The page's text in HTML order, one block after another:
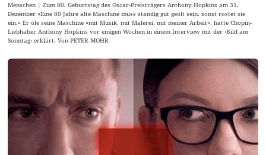
Menschen | Zum 80. Geburtstag des Oscar-Preisträgers Anthony Hopkins am 31.
Dezember »Eine 80 Jahre alte Maschine muss ständig gut geölt sein, sonst rostet sie
ein.« Er öle seine Maschine »mit Musik, mit Malerei, mit meiner Arbeit«, hatte Chopin-
Liebhaber Anthony Hopkins vor einigen Wochen in einem Interview mit der ›Bild am
Sonntag‹ erklärt. Von PETER MOHR